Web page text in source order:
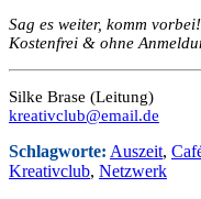
Sag es weiter, komm vorbei!
Kostenfrei & ohne
Silke Brase (Leitung)
kreativclub@email.de
Schlagworte: Auszeit,
Kreativclub, Netzwerk